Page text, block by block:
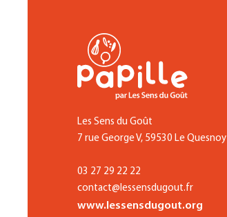
Les Sens du Goût
7 rue George V, 59530 Le Quesnoy
03 27 29 22 22
contact@lessensdugout.fr
www.lessensdugout.org